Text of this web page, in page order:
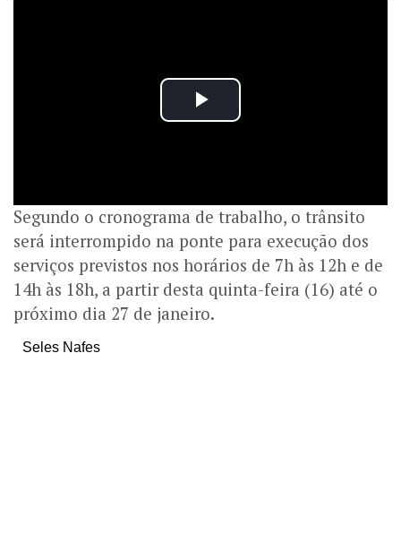
Segundo o cronograma de trabalho, o trânsito
será interrompido na ponte para execução dos
serviços previstos nos horários de 7h às 12h e de
14h às 18h, a partir desta quinta-feira (16) até o
próximo dia 27 de janeiro.
Seles Nafes